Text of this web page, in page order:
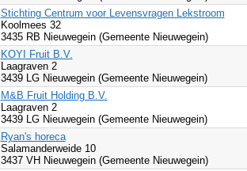
Stichting Centrum voor Levensvragen Lekstroom
Koolmees 32
3435 RB Nieuwegein (Gemeente Nieuwegein)
KOYI Fruit B.V.
Laagraven 2
3439 LG Nieuwegein (Gemeente Nieuwegein)
M&B Fruit Holding B.V.
Laagraven 2
3439 LG Nieuwegein (Gemeente Nieuwegein)
Ryan's horeca
Salamanderweide 10
3437 VH Nieuwegein (Gemeente Nieuwegein)